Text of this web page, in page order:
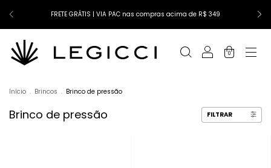
FRETE GRÁTIS | VIA PAC nas compras acima de R$ 349
0
Início . Brincos . Brinco de pressão
Brinco de pressão FILTRAR